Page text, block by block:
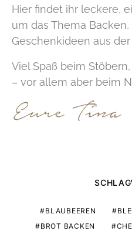
Hier findet ihr leckere,
um das Thema
Geschenkideen aus der
Viel Spaß beim
– vor allem aber beim
BLAUBEEREN
BROT BACKEN